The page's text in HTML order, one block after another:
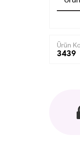
Ürün
3439